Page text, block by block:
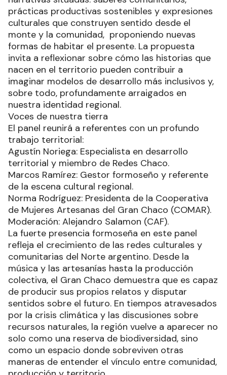
prácticas productivas sostenibles y expresiones
culturales que construyen sentido desde el
monte y la comunidad, proponiendo nuevas
formas de habitar el presente. La propuesta
invita a reflexionar sobre cómo las historias que
nacen en el territorio pueden contribuir a
imaginar modelos de desarrollo más inclusivos y,
sobre todo, profundamente arraigados en
nuestra identidad regional.
Voces de nuestra tierra
El panel reunirá a referentes con un profundo
trabajo territorial:
Agustín Noriega: Especialista en desarrollo
territorial y miembro de Redes Chaco.
Marcos Ramírez: Gestor formoseño y referente
de la escena cultural regional.
Norma Rodríguez: Presidenta de la Cooperativa
de Mujeres Artesanas del Gran Chaco (COMAR).
Moderación: Alejandro Salamon (CAF).
La fuerte presencia formoseña en este panel
refleja el crecimiento de las redes culturales y
comunitarias del Norte argentino. Desde la
música y las artesanías hasta la producción
colectiva, el Gran Chaco demuestra que es capaz
de producir sus propios relatos y disputar
sentidos sobre el futuro. En tiempos atravesados
por la crisis climática y las discusiones sobre
recursos naturales, la región vuelve a aparecer no
solo como una reserva de biodiversidad, sino
como un espacio donde sobreviven otras
maneras de entender el vínculo entre comunidad,